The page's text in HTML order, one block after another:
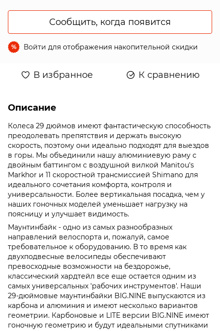
Сообщить, когда появится
% Войти для отображения накопительной скидки
В избранное К сравнению
Описание
Колеса 29 дюймов имеют фантастическую способность
преодолевать препятствия и держать высокую
скорость, поэтому они идеально подходят для выездов
в горы. Мы объединили нашу алюминиевую раму с
двойным баттингом с воздушной вилкой Manitou's
Markhor и 11 скоростной трансмиссией Shimano для
идеального сочетания комфорта, контроля и
универсальности. Более вертикальная посадка, чем у
наших гоночных моделей уменьшает нагрузку на
поясницу и улучшает видимость.
Маунтинбайк - одно из самых разнообразных
направлений велоспорта и, пожалуй, самое
требовательное к оборудованию. В то время как
двухподвесные велосипеды обеспечивают
превосходные возможности на бездорожье,
классический хардтейл все еще остается одним из
самых универсальных 'рабочих инструментов'. Наши
29-дюймовые маунтинбайки BIG.NINE выпускаются из
карбона и алюминия и имеют несколько вариантов
геометрии. Карбоновые и LITE версии BIG.NINE имеют
гоночную геометрию и будут идеальными спутниками